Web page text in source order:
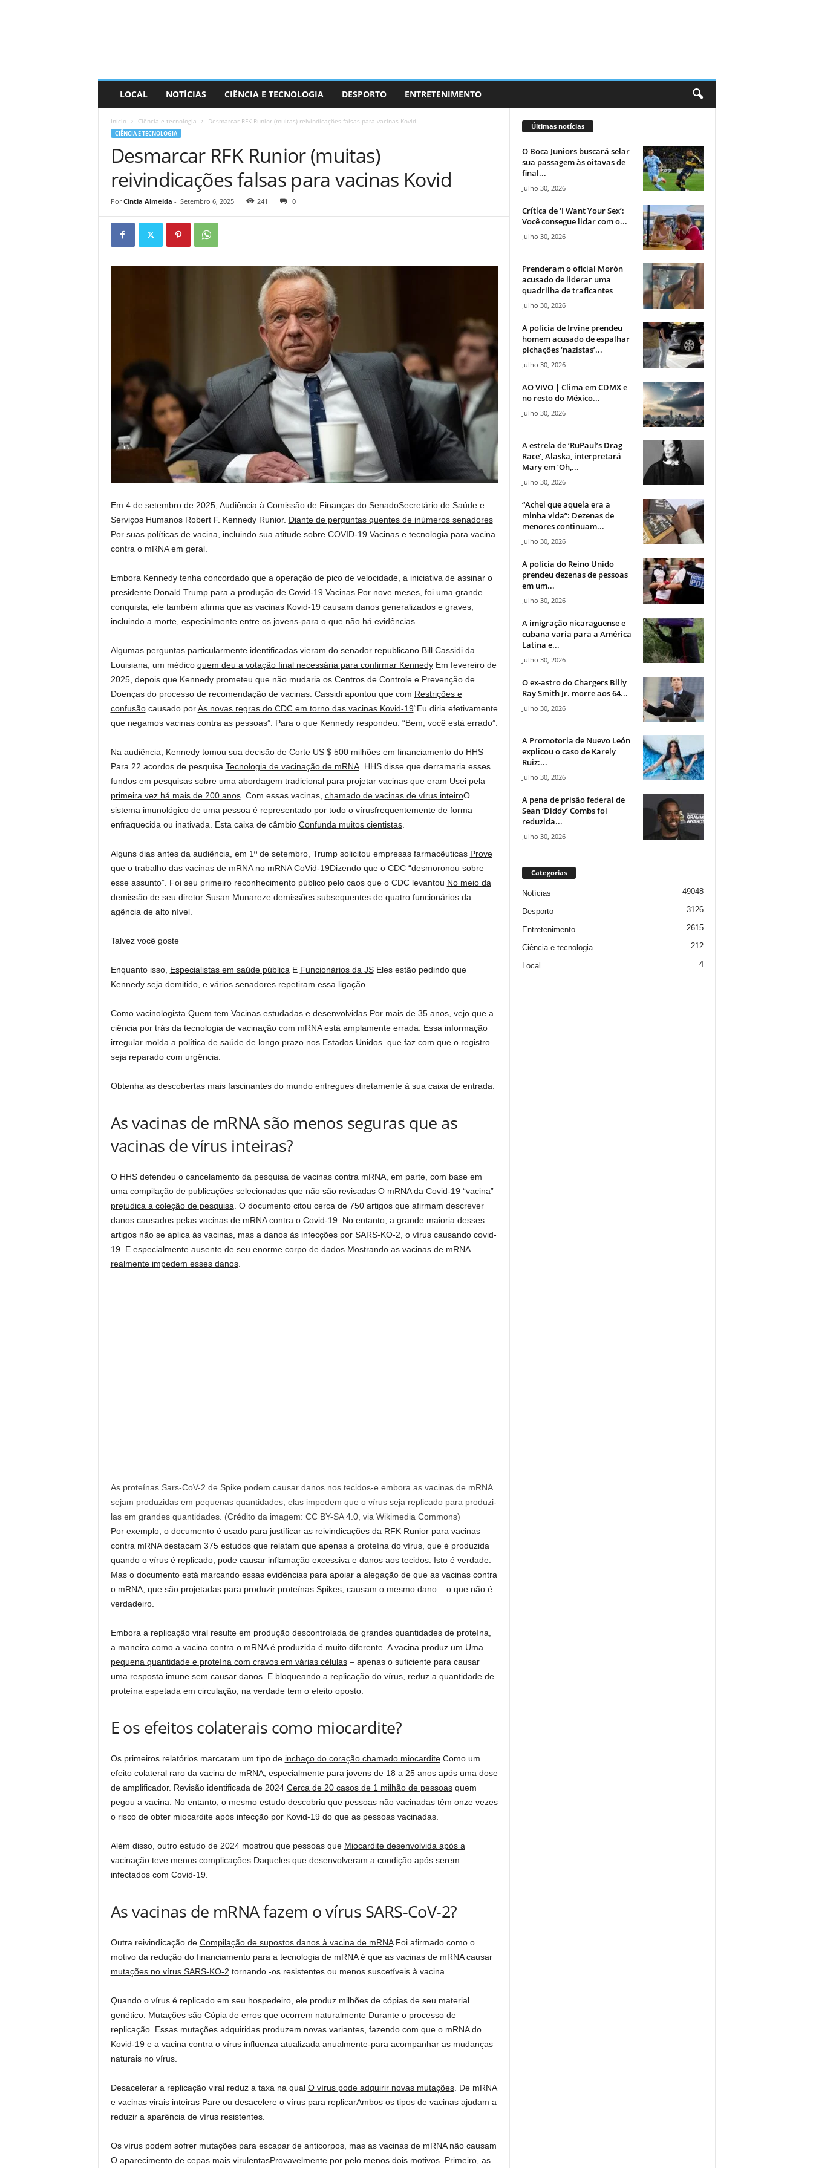
LOCAL NOTÍCIAS CIÊNCIA E TECNOLOGIA DESPORTO ENTRETENIMENTO
Início Ciência e tecnologia Desmarcar RFK Runior (muitas) reivindicações falsas para vacinas Kovid
CIÊNCIA E TECNOLOGIA
Desmarcar RFK Runior (muitas)
reivindicações falsas para vacinas Kovid
Por Cintia Almeida - Setembro 6, 2025 241 0
Em 4 de setembro de 2025, Audiência à Comissão de Finanças do SenadoSecretário de Saúde e
Serviços Humanos Robert F. Kennedy Runior. Diante de perguntas quentes de inúmeros senadores
Por suas políticas de vacina, incluindo sua atitude sobre COVID-19Vacinas e tecnologia para vacina
contra o mRNA em geral.
Embora Kennedy tenha concordado que a operação de pico de velocidade, a iniciativa de assinar o
presidente Donald Trump para a produção de Covid-19 VacinasPor nove meses, foi uma grande
conquista, ele também afirma que as vacinas Kovid-19 causam danos generalizados e graves,
incluindo a morte, especialmente entre os jovens-para o que não há evidências.
Algumas perguntas particularmente identificadas vieram do senador republicano Bill Cassidi da
Louisiana, um médico quem deu a votação final necessária para confirmar KennedyEm fevereiro de
2025, depois que Kennedy prometeu que não mudaria os Centros de Controle e Prevenção de
Doenças do processo de recomendação de vacinas. Cassidi apontou que com Restrições e
confusãocausado porAs novas regras do CDC em torno das vacinas Kovid-19“Eu diria efetivamente
que negamos vacinas contra as pessoas”. Para o que Kennedy respondeu: “Bem, você está errado”.
Na audiência, Kennedy tomou sua decisão de Corte US $ 500 milhões em financiamento do HHS
Para 22 acordos de pesquisa Tecnologia de vacinação de mRNA. HHS disse que derramaria esses
fundos em pesquisas sobre uma abordagem tradicional para projetar vacinas que eram Usei pela
primeira vez há mais de 200 anos. Com essas vacinas, chamado de vacinas de vírus inteiroO
sistema imunológico de uma pessoa é representado por todo o vírusfrequentemente de forma
enfraquecida ou inativada. Esta caixa de câmbio Confunda muitos cientistas.
Alguns dias antes da audiência, em 1º de setembro, Trump solicitou empresas farmacêuticas Prove
que o trabalho das vacinas de mRNA no mRNA CoVid-19Dizendo que o CDC “desmoronou sobre
esse assunto”. Foi seu primeiro reconhecimento público pelo caos que o CDC levantou No meio da
demissão de seu diretor Susan Munareze demissões subsequentes de quatro funcionários da
agência de alto nível.
Talvez você goste
Enquanto isso, Especialistas em saúde pública E Funcionários da JSEles estão pedindo que
Kennedy seja demitido, e vários senadores repetiram essa ligação.
Como vacinologista Quem tem Vacinas estudadas e desenvolvidasPor mais de 35 anos, vejo que a
ciência por trás da tecnologia de vacinação com mRNA está amplamente errada. Essa informação
irregular molda a política de saúde de longo prazo nos Estados Unidos–que faz com que o registro
seja reparado com urgência.
Obtenha as descobertas mais fascinantes do mundo entregues diretamente à sua caixa de entrada.
As vacinas de mRNA são menos seguras que as
vacinas de vírus inteiras?
O HHS defendeu o cancelamento da pesquisa de vacinas contra mRNA, em parte, com base em
uma compilação de publicações selecionadas que não são revisadas O mRNA da Covid-19 “vacina”
prejudica a coleção de pesquisa . O documento citou cerca de 750 artigos que afirmam descrever
danos causados ​​pelas vacinas de mRNA contra o Covid-19. No entanto, a grande maioria desses
artigos não se aplica às vacinas, mas a danos às infecções por SARS-KO-2, o vírus causando covid-
19. E especialmente ausente de seu enorme corpo de dados Mostrando as vacinas de mRNA
realmente impedem esses danos.
As proteínas Sars-CoV-2 de Spike podem causar danos nos tecidos-e embora as vacinas de mRNA
sejam produzidas em pequenas quantidades, elas impedem que o vírus seja replicado para produzi-
las em grandes quantidades. (Crédito da imagem: CC BY-SA 4.0, via Wikimedia Commons)
Por exemplo, o documento é usado para justificar as reivindicações da RFK Runior para vacinas
contra mRNA destacam 375 estudos que relatam que apenas a proteína do vírus, que é produzida
quando o vírus é replicado, pode causar inflamação excessiva e danos aos tecidos. Isto é verdade.
Mas o documento está marcando essas evidências para apoiar a alegação de que as vacinas contra
o mRNA, que são projetadas para produzir proteínas Spikes, causam o mesmo dano – o que não é
verdadeiro.
Embora a replicação viral resulte em produção descontrolada de grandes quantidades de proteína,
a maneira como a vacina contra o mRNA é produzida é muito diferente. A vacina produz um Uma
pequena quantidade e proteína com cravos em várias células– apenas o suficiente para causar
uma resposta imune sem causar danos. E bloqueando a replicação do vírus, reduz a quantidade de
proteína espetada em circulação, na verdade tem o efeito oposto.
E os efeitos colaterais como miocardite?
Os primeiros relatórios marcaram um tipo de inchaço do coração chamado miocarditeComo um
efeito colateral raro da vacina de mRNA, especialmente para jovens de 18 a 25 anos após uma dose
de amplificador. Revisão identificada de 2024 Cerca de 20 casos de 1 milhão de pessoasquem
pegou a vacina. No entanto, o mesmo estudo descobriu que pessoas não vacinadas têm onze vezes
o risco de obter miocardite após infecção por Kovid-19 do que as pessoas vacinadas.
Além disso, outro estudo de 2024 mostrou que pessoas que Miocardite desenvolvida após a
vacinação teve menos complicaçõesDaqueles que desenvolveram a condição após serem
infectados com Covid-19.
As vacinas de mRNA fazem o vírus SARS-CoV-2?
Outra reivindicação de Compilação de supostos danos à vacina de mRNAFoi afirmado como o
motivo da redução do financiamento para a tecnologia de mRNA é que as vacinas de mRNAcausar
mutações no vírus SARS-KO-2 tornando -os resistentes ou menos suscetíveis à vacina.
Quando o vírus é replicado em seu hospedeiro, ele produz milhões de cópias de seu material
genético. Mutações são Cópia de erros que ocorrem naturalmenteDurante o processo de
replicação. Essas mutações adquiridas produzem novas variantes, fazendo com que o mRNA do
Kovid-19 e a vacina contra o vírus influenza atualizada anualmente-para acompanhar as mudanças
naturais no vírus.
Desacelerar a replicação viral reduz a taxa na qual O vírus pode adquirir novas mutações. De mRNA
e vacinas virais inteiras Pare ou desacelere o vírus para replicarAmbos os tipos de vacinas ajudam a
reduzir a aparência de vírus resistentes.
Os vírus podem sofrer mutações para escapar de anticorpos, mas as vacinas de mRNA não causam
O aparecimento de cepas mais virulentasProvavelmente por pelo menos dois motivos. Primeiro, as
Últimas notícias
O Boca Juniors buscará selar
sua passagem às oitavas de
final...
Julho 30, 2026
Crítica de ‘I Want Your Sex’:
Você consegue lidar com o...
Julho 30, 2026
Prenderam o oficial Morón
acusado de liderar uma
quadrilha de traficantes
Julho 30, 2026
A polícia de Irvine prendeu
homem acusado de espalhar
pichações ‘nazistas’...
Julho 30, 2026
AO VIVO | Clima em CDMX e
no resto do México...
Julho 30, 2026
A estrela de ‘RuPaul’s Drag
Race’, Alaska, interpretará
Mary em ‘Oh,...
Julho 30, 2026
“Achei que aquela era a
minha vida”: Dezenas de
menores continuam...
Julho 30, 2026
A polícia do Reino Unido
prendeu dezenas de pessoas
em um...
Julho 30, 2026
A imigração nicaraguense e
cubana varia para a América
Latina e...
Julho 30, 2026
O ex-astro do Chargers Billy
Ray Smith Jr. morre aos 64...
Julho 30, 2026
A Promotoria de Nuevo León
explicou o caso de Karely
Ruiz:...
Julho 30, 2026
A pena de prisão federal de
Sean ‘Diddy’ Combs foi
reduzida...
Julho 30, 2026
Categorias
Notícias 49048
Desporto 3126
Entretenimento 2615
Ciência e tecnologia 212
Local 4